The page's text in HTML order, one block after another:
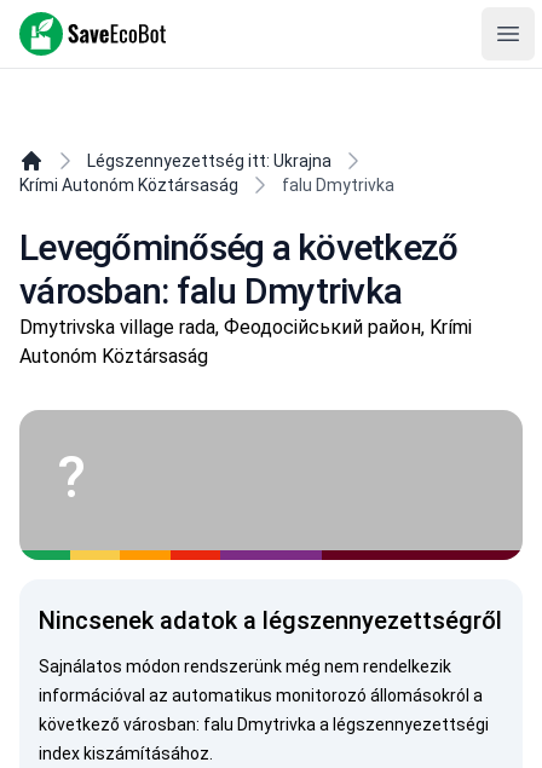
SaveEcoBot
Légszennyezettség itt: Ukrajna
Krími Autonóm Köztársaság
falu Dmytrivka
Levegőminőség a következő
városban: falu Dmytrivka
Dmytrivska village rada, Феодосійський район, Krími
Autonóm Köztársaság
?
Nincsenek adatok a légszennyezettségről
Sajnálatos módon rendszerünk még nem rendelkezik
információval az automatikus monitorozó állomásokról a
következő városban: falu Dmytrivka a légszennyezettségi
index kiszámításához.